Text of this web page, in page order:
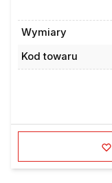
Wymiary
Kod towaru